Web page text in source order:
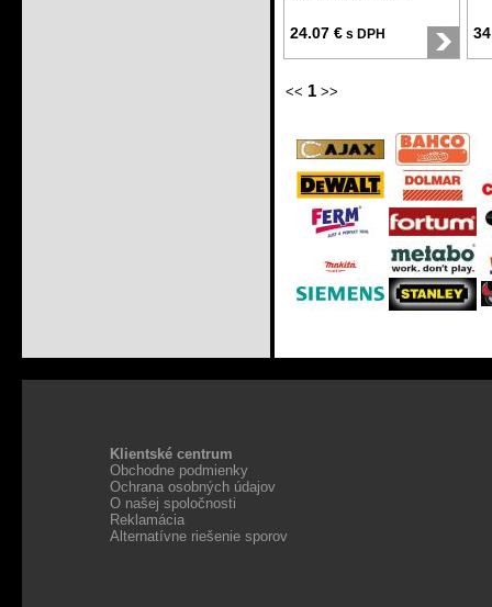
24.07 € s DPH
<< 1 >>
Klientské centrum
Obchodne podmienky
Ochrana osobných údajov
O našej spoločnosti
Reklamácia
Alternatívne riešenie sporov